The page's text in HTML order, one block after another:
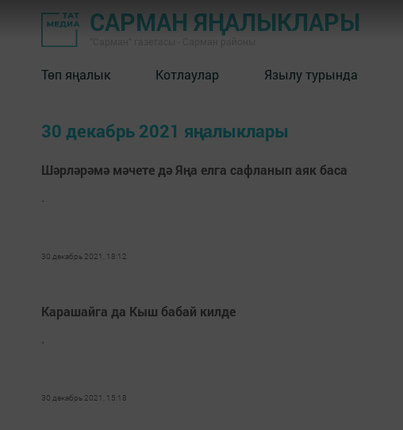
САРМАН ЯҢАЛЫКЛАРЫ
Төп яңалык Котлаулар Язылу турында
30 декабрь 2021 яңалыклары
Шәрләрәмә мәчете дә Яңа елга сафланып аяк баса
30 декабрь 2021, 18:12
Карашайга да Кыш бабай килде
30 декабрь 2021, 15:18